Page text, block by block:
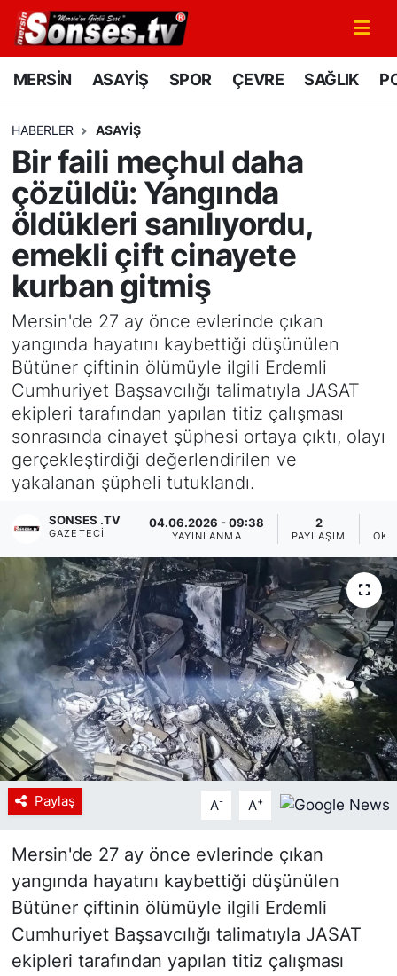
MERSİN ASAYİŞ SPOR ÇEVRE SAĞLIK
HABERLER ASAYİŞ
Bir faili meçhul daha
çözüldü: Yangında
öldükleri sanılıyordu,
emekli çift cinayete
kurban gitmiş
Mersin'de 27 ay önce evlerinde çıkan
yangında hayatını kaybettiği düşünülen
Bütüner çiftinin ölümüyle ilgili Erdemli
Cumhuriyet Başsavcılığı talimatıyla JASAT
ekipleri tarafından yapılan titiz çalışması
sonrasında cinayet şüphesi ortaya çıktı, olayı
gerçekleştirdiği değerlendirilen ve
yakalanan şüpheli tutuklandı.
SONSES .TV
GAZETECI
04.06.2026 - 09:38
YAYINLANMA
2
PAYLAŞIM
Paylaş A- A+
Mersin'de 27 ay önce evlerinde çıkan
yangında hayatını kaybettiği düşünülen
Bütüner çiftinin ölümüyle ilgili Erdemli
Cumhuriyet Başsavcılığı talimatıyla JASAT
ekipleri tarafından yapılan titiz çalışması
MERSİN
SPOR
GÜNÜN MANŞETİ
DÜNYA
KÜLTÜR - SANAT
MAGAZİN
SAĞLIK
Siyaset
YEREL HABER
Haberde insan
Tanıtım
Mersin Nöbetçi Eczaneler
Mersin Namaz Vakitleri
Mersin Trafik Yoğunluk Haritası
Süper Lig Puan Durumu ve Fikstür
Tüm Manşetler
Son Dakika Haberleri
Haber Arşivi